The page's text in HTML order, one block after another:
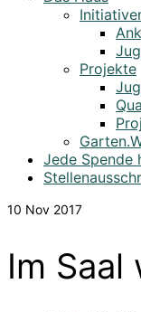
Projekte
Jede Spende
10 Nov 2017
Im